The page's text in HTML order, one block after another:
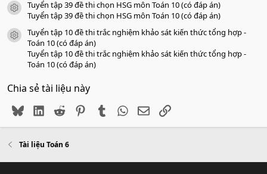
icon tài liệu
Tuyển tập 39 đề thi chọn HSG môn Toán 10 (có đáp án)
Tuyển tập 39 đề thi chọn HSG môn Toán 10 (có đáp án)
icon tài liệu
Tuyển tập 10 đề thi trắc nghiệm khảo sát kiến thức tổng hợp -
Toán 10 (có đáp án)
Tuyển tập 10 đề thi trắc nghiệm khảo sát kiến thức tổng hợp -
Toán 10 (có đáp án)
Chia sẻ tài liệu này
BlueskyLinkedIn
Reddit PinterestTumblr WhatsApp
EmailLink
Tài liệu Toán 6